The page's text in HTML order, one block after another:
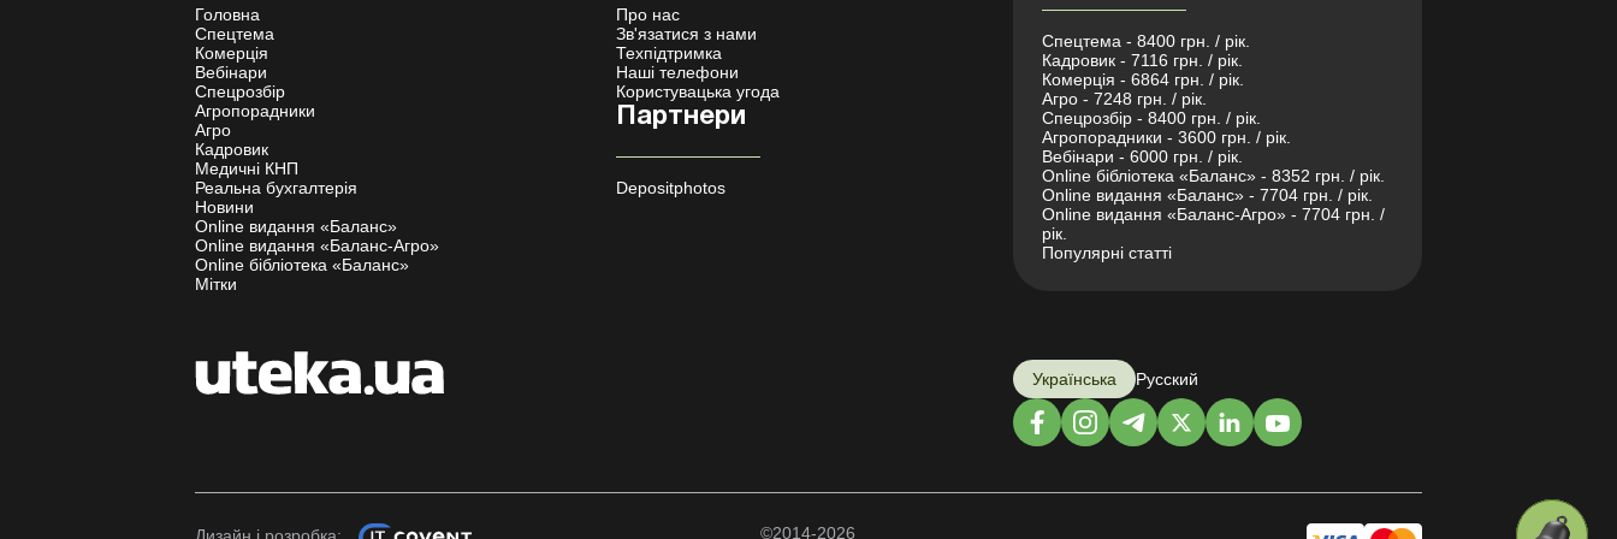
Головна
Спецтема
Комерція
Вебінари
Спецрозбір
Агропорадники
Агро
Кадровик
Медичні КНП
Реальна бухгалтерія
Новини
Online видання «Баланс»
Online видання «Баланс-Агро»
Online бібліотека «Баланс»
Мітки
Про нас
Зв'язатися з нами
Техпідтримка
Наші телефони
Користувацька угода
Партнери
Depositphotos
Спецтема - 8400 грн. / рік.
Кадровик - 7116 грн. / рік.
Комерція - 6864 грн. / рік.
Агро - 7248 грн. / рік.
Спецрозбір - 8400 грн. / рік.
Агропорадники - 3600 грн. / рік.
Вебінари - 6000 грн. / рік.
Online бібліотека «Баланс» - 8352 грн. / рік.
Online видання «Баланс» - 7704 грн. / рік.
Online видання «Баланс-Агро» - 7704 грн. /
рік.
Популярні статті
Українська Русский
©2014-2026